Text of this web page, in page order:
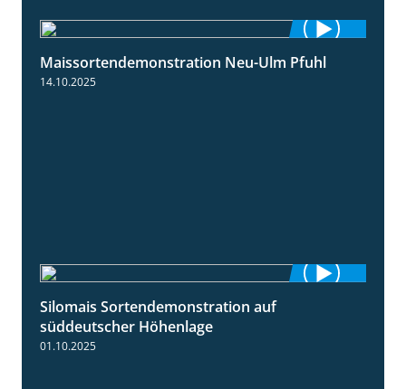
7:10
Maissortendemonstration Neu-Ulm Pfuhl
14.10.2025
Silomais Sortendemonstration auf
süddeutscher Höhenlage
01.10.2025